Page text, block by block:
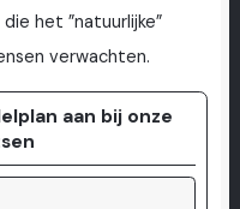
het ”natuurlijke”
verwachten.
aan bij onze